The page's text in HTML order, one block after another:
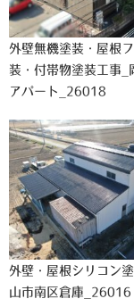
外壁無機塗装・屋根
装・付帯物塗装工事_
アパート_26018
外壁・屋根シリコン
山市南区倉庫_26016